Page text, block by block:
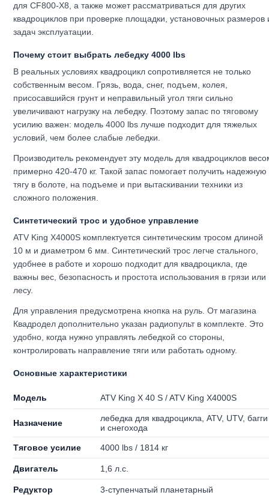
для CF800-X8, а также может рассматриваться для других
квадроциклов при проверке площадки, установочных размеров
задач эксплуатации.
Почему стоит выбрать лебедку 4000 lbs
В реальных условиях квадроцикл сопротивляется не только
собственным весом. Грязь, вода, снег, подъем, колея,
присосавшийся грунт и неправильный угол тяги сильно
увеличивают нагрузку на лебедку. Поэтому запас по тяговому
усилию важен: модель 4000 lbs лучше подходит для тяжелых
условий, чем более слабые лебедки.
Производитель рекомендует эту модель для квадроциклов
примерно 420-470 кг. Такой запас помогает получить надежную
тягу в болоте, на подъеме и при вытаскивании техники из
сложного положения.
Синтетический трос и удобное управление
ATV King X4000S комплектуется синтетическим тросом длиной
10 м и диаметром 6 мм. Синтетический трос легче стального,
удобнее в работе и хорошо подходит для квадроцикла, где
важны вес, безопасность и простота использования в грязи или
лесу.
Для управления предусмотрена кнопка на руль. От магазина
Квадродел дополнительно указан радиопульт в комплекте. Это
удобно, когда нужно управлять лебедкой со стороны,
контролировать направление тяги или работать одному.
Основные характеристики
Модель ATV King X 40 S / ATV King X4000S
Назначение
лебедка для квадроцикла, ATV, UTV, багги
и снегохода
Тяговое усилие 4000 lbs / 1814 кг
Двигатель 1,6 л.с.
Редуктор 3-ступенчатый планетарный